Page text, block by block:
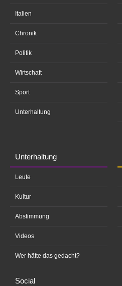
Italien
Chronik
Politik
Wirtschaft
Sport
Unterhaltung
Unterhaltung
Leute
Kultur
Abstimmung
Videos
Wer hätte das gedacht?
Social